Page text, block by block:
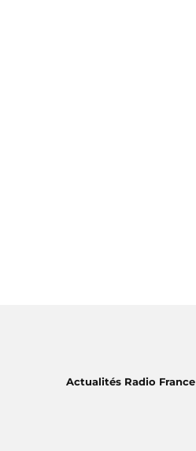
Actualités Radio France